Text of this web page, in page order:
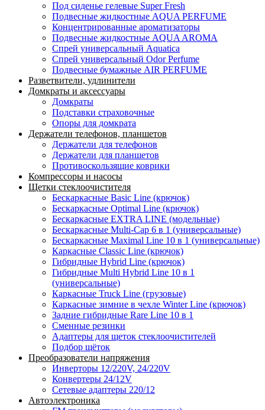
Под сиденье гелевые Super Fresh
Подвесные жидкостные AQUA PERFUME
Концентрированные ароматизаторы
Подвесные жидкостные AQUA AROMA
Спрей универсальный Aquatica
Спрей универсальный Odor Perfume
Подвесные бумажные AIR PERFUME
Разветвители, удлинители
Домкраты и аксессуары
Домкраты
Подставки страховочные
Опоры для домкрата
Держатели телефонов, планшетов
Держатели для телефонов
Держатели для планшетов
Противоскользящие коврики
Компрессоры и насосы
Щетки стеклоочистителя
Бескаркасные Basic Line (крючок)
Бескаркасные Optimal Line (крючок)
Бескаркасные EXTRA LINE (модельные)
Бескаркасные Multi-Cap 6 в 1 (универсальные)
Бескаркасные Maximal Line 10 в 1 (универсальные)
Каркасные Classic Line (крючок)
Гибридные Hybrid Line (крючок)
Гибридные Multi Hybrid Line 10 в 1
(универсальные)
Каркасные Truck Line (грузовые)
Каркасные зимние в чехле Winter Line (крючок)
Задние гибридные Rare Line 10 в 1
Сменные резинки
Адаптеры для щеток стеклоочистителей
Подбор щёток
Преобразователи напряжения
Инверторы 12/220V, 24/220V
Конвертеры 24/12V
Сетевые адаптеры 220/12
Автоэлектроника